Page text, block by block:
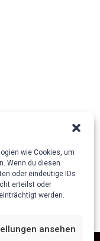
wie Cookies, um
Wenn du diesen
oder eindeutige IDs
erteilst oder
werden.
ansehen